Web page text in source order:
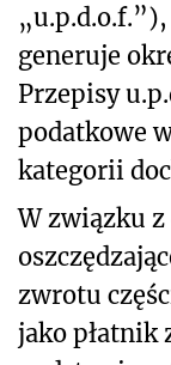
generuje
Przepisy
podatkowe
kategorii
W związku
zwrotu
jako płatnik